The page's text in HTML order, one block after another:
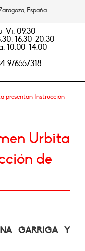
España
Vi: 09.30-
16.30-20.30
10.00-14.00
976557318
presentan Instrucción
Urbita
de
GARRIGA Y